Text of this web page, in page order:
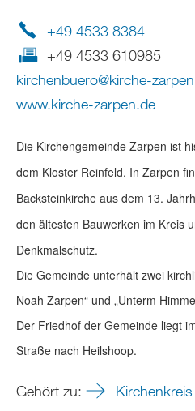
+49 4533 8384
+49 4533 610985
kirchenbuero@kirche-zarpen
www.kirche-zarpen.de
Die Kirchengemeinde Zarpen ist
dem Kloster Reinfeld. In Zarpen
Backsteinkirche aus dem 13.
den ältesten Bauwerken im Kreis
Denkmalschutz.
Die Gemeinde unterhält zwei
Noah Zarpen“ und „Unterm
Der Friedhof der Gemeinde liegt
Straße nach Heilshoop.
Gehört zu: